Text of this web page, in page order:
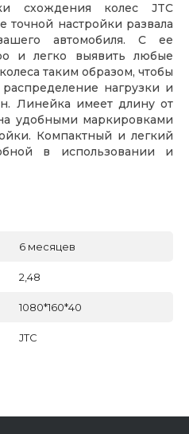
схождения колес JTC
точной настройки развала
автомобиля. С ее
и легко выявить любые
таким образом, чтобы
нагрузки и
Линейка имеет длину от
удобными маркировками
Компактный и легкий
в использовании и
6 месяцев
2,48
1080*160*40
JTC